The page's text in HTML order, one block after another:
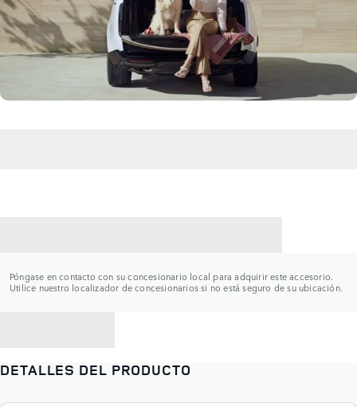
Póngase en contacto con su concesionario local para adquirir este accesorio.
Utilice nuestro localizador de concesionarios si no está seguro de su ubicación.
DETALLES DEL PRODUCTO